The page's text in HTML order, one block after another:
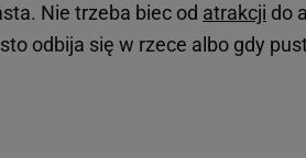
Nie trzeba biec od atrakcji do
odbija się w rzece albo gdy